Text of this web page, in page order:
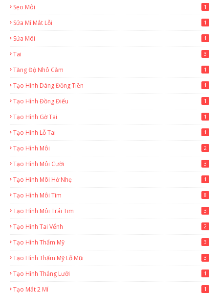
Sẹo Môi 1
Sửa Mí Mắt Lỗi 1
Sửa Môi 1
Tai 3
Tăng Độ Nhô Cằm 1
Tạo Hình Dáng Đồng Tiền 1
Tạo Hình Đồng Điếu 1
Tạo Hình Gờ Tai 1
Tạo Hình Lỗ Tai 1
Tạo Hình Môi 2
Tạo Hình Môi Cười 3
Tạo Hình Môi Hở Nhẹ 1
Tạo Hình Môi Tim 8
Tạo Hình Môi Trái Tim 3
Tạo Hình Tai Vểnh 2
Tạo Hình Thẩm Mỹ 3
Tạo Hình Thẩm Mỹ Lỗ Mũi 3
Tạo Hình Thắng Lưỡi 1
Tạo Mắt 2 Mí 1